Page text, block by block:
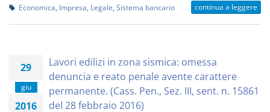
Economica Impresa Legale Sistema bancario continua a leggere
29
giu
2016
Lavori edilizi in zona sismica: omessa
denuncia e reato penale avente carattere
permanente. (Cass. Pen., Sez. III, sent. n. 15861
del 28 febbraio 2016)